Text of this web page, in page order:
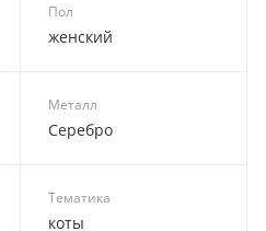
Пол
женский
Металл
Серебро
Тематика
коты